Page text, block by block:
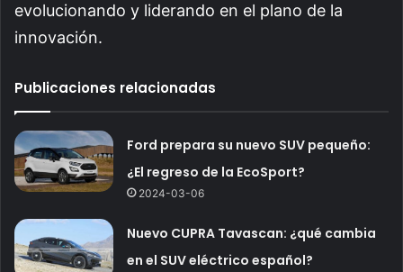
evolucionando y liderando en el plano de la
innovación.
Publicaciones relacionadas
Ford prepara su nuevo SUV pequeño:
¿El regreso de la EcoSport?
2024-03-06
Nuevo CUPRA Tavascan: ¿qué cambia
en el SUV eléctrico español?